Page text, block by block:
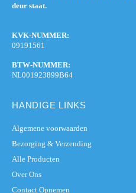
deur staat.
KVK-NUMMER:
09191561
BTW-NUMMER:
NL001923899B64
HANDIGE LINKS
Algemene voorwaarden
Bezorging & Verzending
Alle Producten
Over Ons
Contact Opnemen